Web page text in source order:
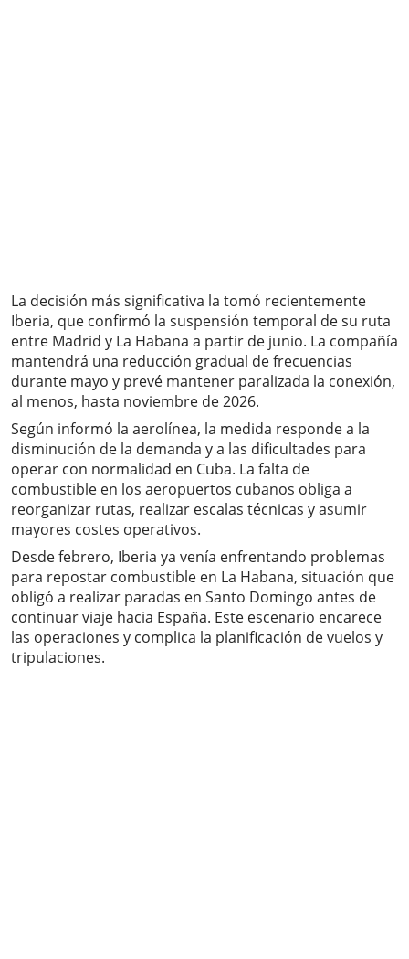
La decisión más significativa la tomó recientemente
Iberia, que confirmó la suspensión temporal de su ruta
entre Madrid y La Habana a partir de junio. La compañía
mantendrá una reducción gradual de frecuencias
durante mayo y prevé mantener paralizada la conexión,
al menos, hasta noviembre de 2026.
Según informó la aerolínea, la medida responde a la
disminución de la demanda y a las dificultades para
operar con normalidad en Cuba. La falta de
combustible en los aeropuertos cubanos obliga a
reorganizar rutas, realizar escalas técnicas y asumir
mayores costes operativos.
Desde febrero, Iberia ya venía enfrentando problemas
para repostar combustible en La Habana, situación que
obligó a realizar paradas en Santo Domingo antes de
continuar viaje hacia España. Este escenario encarece
las operaciones y complica la planificación de vuelos y
tripulaciones.